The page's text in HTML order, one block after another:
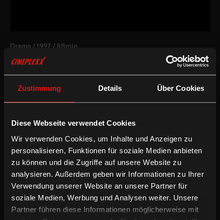
Zustimmung Details Über Cookies
Diese Webseite verwendet Cookies
Wir verwenden Cookies, um Inhalte und Anzeigen zu
personalisieren, Funktionen für soziale Medien anbieten
zu können und die Zugriffe auf unsere Website zu
analysieren. Außerdem geben wir Informationen zu Ihrer
Verwendung unserer Website an unsere Partner für
soziale Medien, Werbung und Analysen weiter. Unsere
Partner führen diese Informationen möglicherweise mit
Drama / 1997 / 88min
Regie:Goran Rebic
Drehbuch:Goran Rebic
Jerzy Palacz
Schnitt:Andreas Kopriva
Samardzic, Tamara Simunovic, Ratka Krstulovic-Kusturica, Wolf
Bachofner, Aleksandar Jovanovic, Loretta Pflaum, Salko Saric,
Roswitha Soukop
Drama/Preisgekrönt
Jugofilm, ein Manifest gegen Gewalt, erzählt die ergreifende
Geschichte einer seit Jahrzehnten in Wien ansässigen
Gastarbeiterfamilie, deren ruhiges bürgerliches Leben durch den